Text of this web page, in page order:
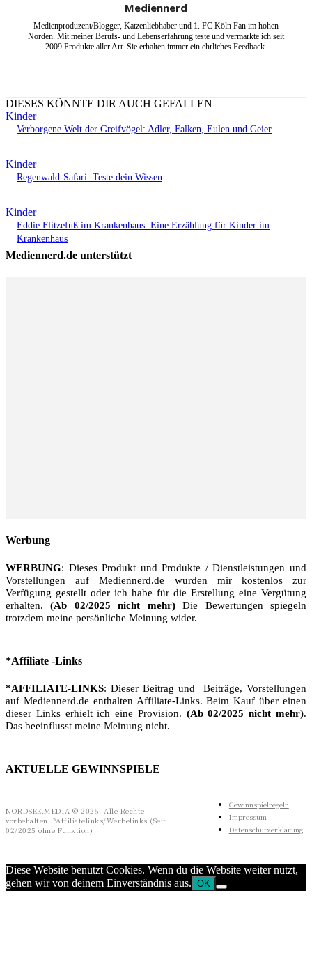
Mediennerd
Medienproduzent/Blogger, Katzenliebhaber und 1. FC Köln Fan im hohen
Norden. Mit meiner Berufs- und Lebenserfahrung teste und vermarkte ich seit
2009 Produkte aller Art. Sie erhalten immer ein ehrliches Feedback.
DIESES KÖNNTE DIR AUCH GEFALLEN
Kinder
Verborgene Welt der Greifvögel: Adler, Falken, Eulen und Geier
Kinder
Regenwald-Safari: Teste dein Wissen
Kinder
Eddie Flitzefuß im Krankenhaus: Eine Erzählung für Kinder im
Krankenhaus
Mediennerd.de unterstützt
Werbung
WERBUNG: Dieses Produkt und Produkte / Dienstleistungen und
Vorstellungen auf Mediennerd.de wurden mir kostenlos zur
Verfügung gestellt oder ich habe für die Erstellung eine Vergütung
erhalten.(Ab 02/2025 nicht mehr)Die Bewertungen spiegeln
trotzdem meine persönliche Meinung wider.
*Affiliate -Links
*AFFILIATE-LINKS: Dieser Beitrag und Beiträge, Vorstellungen
auf Mediennerd.de enthalten Affiliate-Links. Beim Kauf über einen
dieser Links erhielt ich eine Provision. (Ab 02/2025 nicht mehr).
Das beeinflusst meine Meinung nicht.
AKTUELLE GEWINNSPIELE
NORDSEE.MEDIA © 2025. Alle Rechte
vorbehalten. *Affiliatelinks/Werbelinks (Seit
02/2025 ohne Funktion)
Gewinnspielregeln
Impressum
Datenschutzerklärung
Diese Website benutzt Cookies. Wenn du die Website weiter nutzt,
gehen wir von deinem Einverständnis aus. OK